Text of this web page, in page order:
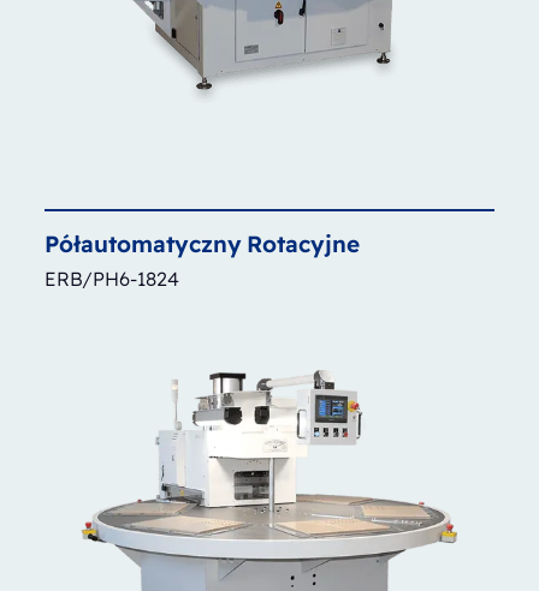
Półautomatyczny Rotacyjne
ERB/PH6-1824